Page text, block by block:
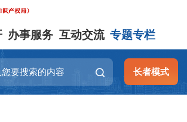
办事服务 互动交流 专题专栏
长者模式